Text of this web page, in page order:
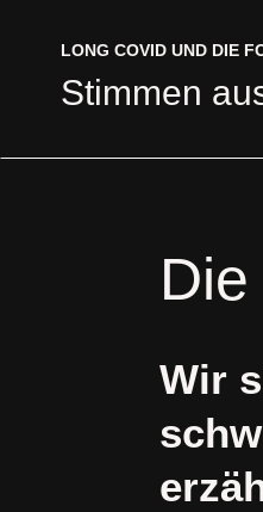
LONG COVID UND DIE
Stimmen
LONG COVID UND DIE
Stimmen
Wir